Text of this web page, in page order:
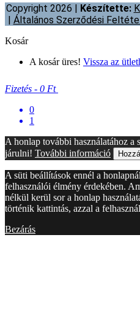
Copyright 2026 | Készítette:
Általános Szerződési
Kosár
A kosár üres! Vissza az
Fizetés - 0 Ft
0
1
A honlap további használatához a
járulni! További információ
A süti beállítások ennél a
felhasználói élmény érdekében.
nélkül kerül sor a honlap
történik kattintás, azzal a
Bezárás